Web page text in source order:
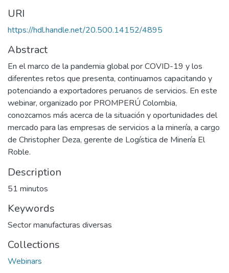
URI
https://hdl.handle.net/20.500.14152/4895
Abstract
En el marco de la pandemia global por COVID-19 y los
diferentes retos que presenta, continuamos capacitando y
potenciando a exportadores peruanos de servicios. En este
webinar, organizado por PROMPERÚ Colombia,
conozcamos más acerca de la situación y oportunidades del
mercado para las empresas de servicios a la minería, a cargo
de Christopher Deza, gerente de Logística de Minería El
Roble.
Description
51 minutos
Keywords
Sector manufacturas diversas
Collections
Webinars